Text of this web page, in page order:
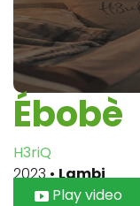
Ébobè
H3riQ
2023•Lambi
Play video